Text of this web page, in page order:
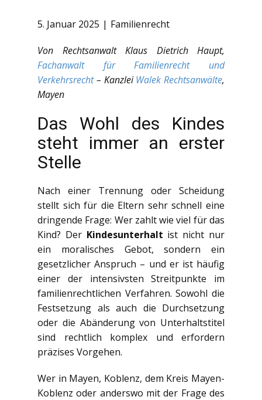
5. Januar 2025 Familienrecht
Von Rechtsanwalt Klaus Dietrich Haupt,
Fachanwalt für Familienrecht und
Verkehrsrecht– KanzleiWalek Rechtsanwälte,
Mayen
Das Wohl des Kindes
steht immer an erster
Stelle
Nach einer Trennung oder Scheidung
stellt sich für die Eltern sehr schnell eine
dringende Frage: Wer zahlt wie viel für das
Kind? Der Kindesunterhalt ist nicht nur
ein moralisches Gebot, sondern ein
gesetzlicher Anspruch – und er ist häufig
einer der intensivsten Streitpunkte im
familienrechtlichen Verfahren. Sowohl die
Festsetzung als auch die Durchsetzung
oder die Abänderung von Unterhaltstitel
sind rechtlich komplex und erfordern
präzises Vorgehen.
Wer in Mayen, Koblenz, dem Kreis Mayen-
Koblenz oder anderswo mit der Frage des